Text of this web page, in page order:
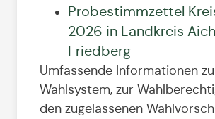
Probestimmzettel
2026 in Landkreis
Friedberg
Umfassende Informationen
Wahlsystem, zur
den zugelassenen